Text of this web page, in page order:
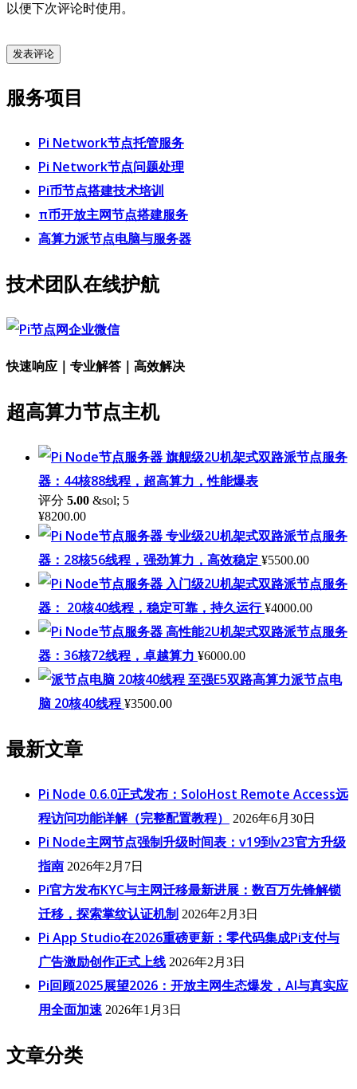
以便下次评论时使用。
服务项目
Pi Network节点托管服务
Pi Network节点问题处理
Pi币节点搭建技术培训
π币开放主网节点搭建服务
高算力派节点电脑与服务器
技术团队在线护航
快速响应｜专业解答｜高效解决
超高算力节点主机
旗舰级2U机架式双路派节点服务
器：44核88线程，超高算力，性能爆表
评分 5.00 &sol; 5
¥8200.00
专业级2U机架式双路派节点服务
器：28核56线程，强劲算力，高效稳定 ¥5500.00
入门级2U机架式双路派节点服务
器： 20核40线程，稳定可靠，持久运行 ¥4000.00
高性能2U机架式双路派节点服务
器：36核72线程，卓越算力 ¥6000.00
至强E5双路高算力派节点电
脑 20核40线程 ¥3500.00
最新文章
Pi Node 0.6.0正式发布：SoloHost Remote Access远
程访问功能详解（完整配置教程）
2026年6月30日
Pi Node主网节点强制升级时间表：v19到v23官方升级
指南 2026年2月7日
Pi官方发布KYC与主网迁移最新进展：数百万先锋解锁
迁移，探索掌纹认证机制 2026年2月3日
Pi App Studio在2026重磅更新：零代码集成Pi支付与
广告激励创作正式上线 2026年2月3日
Pi回顾2025展望2026：开放主网生态爆发，AI与真实应
用全面加速 2026年1月3日
文章分类